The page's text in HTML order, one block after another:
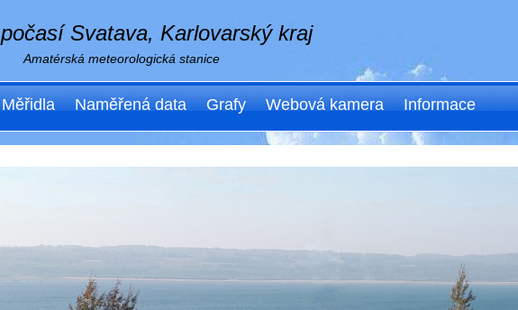
počasí Svatava, Karlovarský kraj
Amatérská meteorologická stanice
Měřidla Naměřená data Grafy Webová kamera Informace